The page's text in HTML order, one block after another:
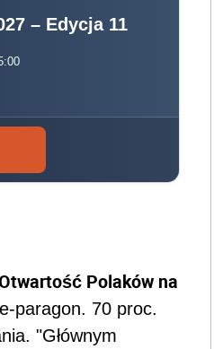
– Edycja 11
Polaków na
paragon. 70 proc.
"Głównym